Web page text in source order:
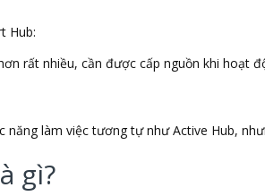
Hub:
rất nhiều, cần được cấp nguồn khi hoạt
năng làm việc tương tự như Active Hub,
gì?